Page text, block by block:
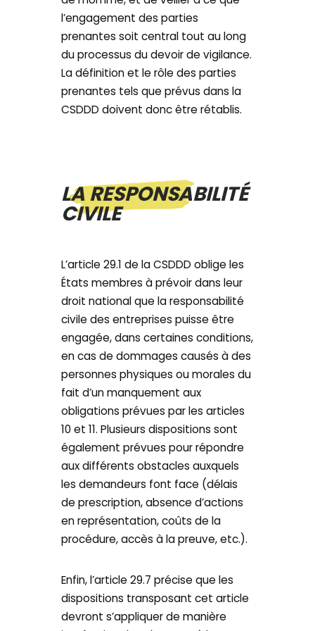
l’engagement des parties
prenantes soit central tout au long
du processus du devoir de vigilance.
La définition et le rôle des parties
prenantes tels que prévus dans la
CSDDD doivent donc être rétablis.
LA RESPONSABILITÉ
CIVILE
L’article 29.1 de la CSDDD oblige les
États membres à prévoir dans leur
droit national que la responsabilité
civile des entreprises puisse être
engagée, dans certaines conditions,
en cas de dommages causés à des
personnes physiques ou morales du
fait d’un manquement aux
obligations prévues par les articles
10 et 11. Plusieurs dispositions sont
également prévues pour répondre
aux différents obstacles auxquels
les demandeurs font face (délais
de prescription, absence d’actions
en représentation, coûts de la
procédure, accès à la preuve, etc.).
Enfin, l’article 29.7 précise que les
dispositions transposant cet article
devront s’appliquer de manière